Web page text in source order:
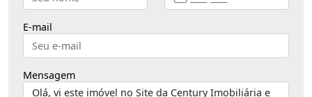
E-mail
Mensagem